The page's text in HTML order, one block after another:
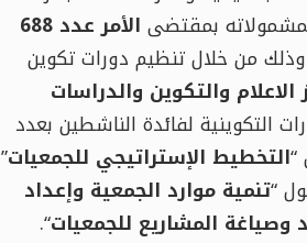
بمشمولاته بمقتضى
الأمر عدد 688
من خلال تنظيم دورات تكوين
الاعلام والتكوين والدراسات
التكوينية لفائدة الناشطين بعدد
“التخطيط الإستراتيجي للجمعيات”
“تنمية موارد الجمعية وإعداد
وصياغة المشاريع للجمعيات“.